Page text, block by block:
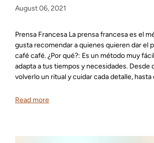
August 06, 2021
Prensa Francesa La prensa francesa es el
gusta recomendar a quienes quieren dar el
café café. ¿Por qué?: Es un método muy
adapta a tus tiempos y necesidades. Desde
volverlo un ritual y cuidar cada detalle, hasta
Read more